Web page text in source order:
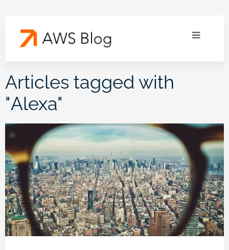
Articles tagged with
"Alexa"